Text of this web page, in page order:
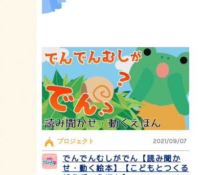
プロジェクト 2021/09/07
でんでんむしがでん【読み聞か
せ・動く絵本】【こどもとつくる